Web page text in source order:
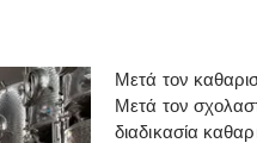
Μετά τον
Μετά τον
διαδικασία